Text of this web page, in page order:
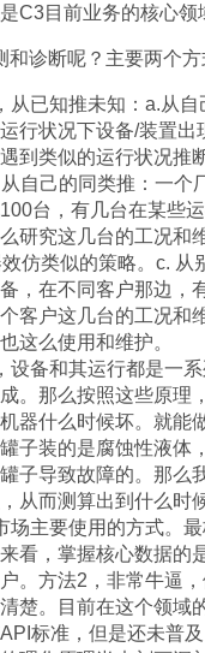
C3目前业务的核心领
诊断呢？主要两个方
从已知推未知：a.从自
行状况下设备/装置出
到类似的运行状况推
自己的同类推：一个
台，有几台在某些
研究这几台的工况和
仿类似的策略。c. 从
，在不同客户那边，
客户这几台的工况和
这么使用和维护。
设备和其运行都是一
。那么按照这些原理
器什么时候坏。就能
子装的是腐蚀性液体
子导致故障的。那么
从而测算出到什么时
场主要使用的方式。
看，掌握核心数据的
。方法2，非常牛逼
楚。目前在这个领域
标准，但是还未普